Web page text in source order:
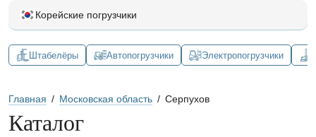
Корейские погрузчики
Штабелёры Автопогрузчики Электропогрузчики
Главная / Московская область / Серпухов
Каталог